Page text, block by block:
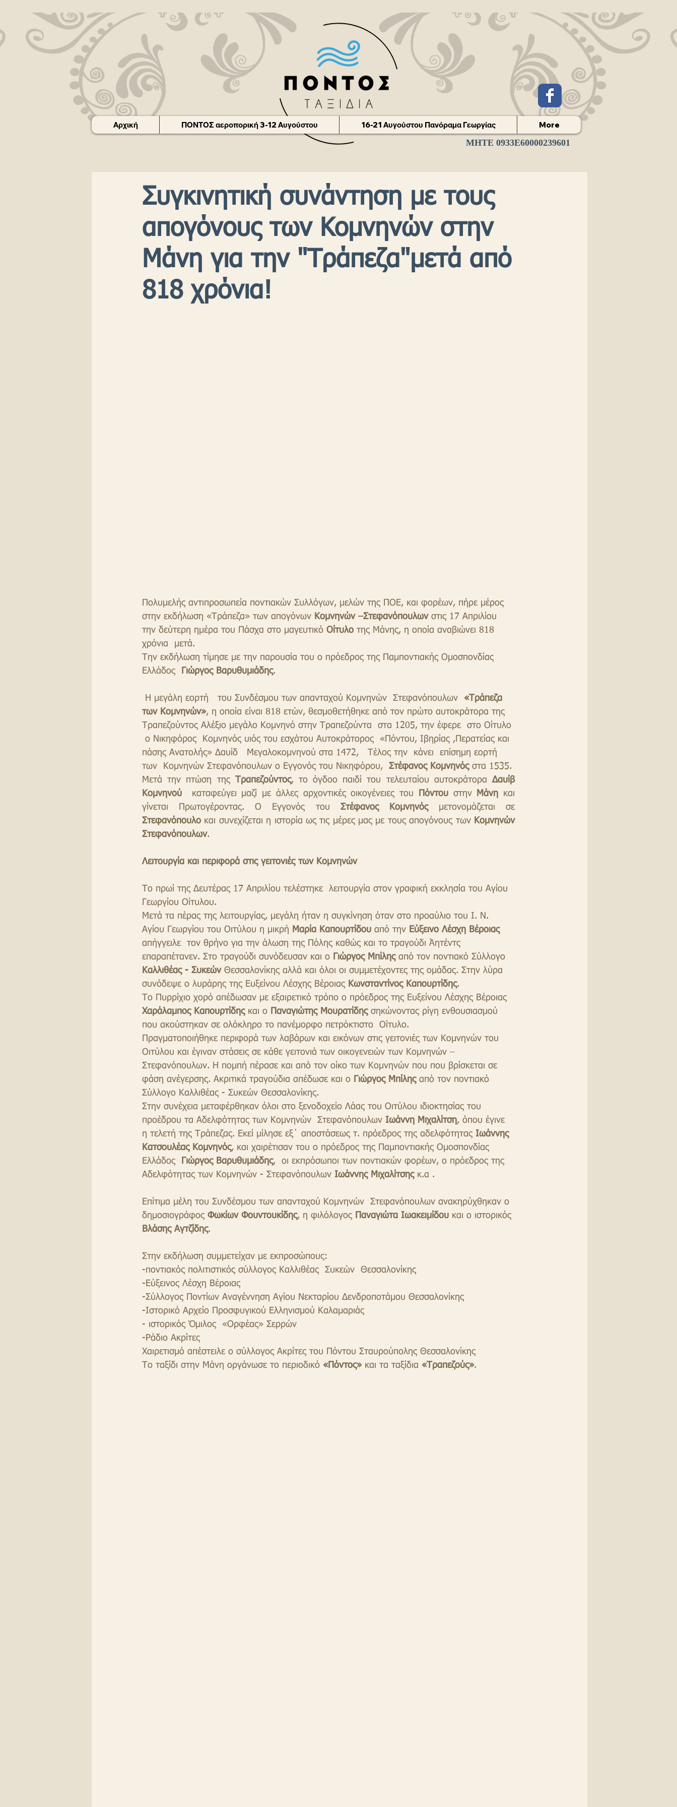
ΜΗΤΕ 0933Ε60000239601
Αρχική ΠΟΝΤΟΣ αεροπορική 3-12 Αυγούστου 16-21 Αυγούστου Πανόραμα Γεωργίας More
Συγκινητική συνάντηση με τους
απογόνους των Κομνηνών στην
Μάνη για την "Τράπεζα"μετά από
818 χρόνια!
Πολυμελής αντιπροσωπεία ποντιακών Συλλόγων, μελών της ΠΟΕ, και φορέων, πήρε μέρος
στην εκδήλωση «Τράπεζα» των απογόνων Κομνηνών –Στεφανόπουλων στις 17 Απριλίου
την δεύτερη ημέρα του Πάσχα στο μαγευτικό Οίτυλο της Μάνης, η οποία αναβιώνει 818
χρόνια  μετά.
Την εκδήλωση τίμησε με την παρουσία του ο πρόεδρος της Παμποντιακής Ομοσπονδίας
Ελλάδος
Γιώργος Βαρυθυμιάδης.
Η μεγάλη εορτή   του Συνδέσμου των απανταχού Κομνηνών  Στεφανόπουλων «Τράπεζα
των Κομνηνών», η οποία είναι 818 ετών, θεσμοθετήθηκε από τον πρώτο αυτοκράτορα της
Τραπεζούντος Αλέξιο μεγάλο Κομνηνό στην Τραπεζούντα  στα 1205, την έφερε  στο Οίτυλο
ο Νικηφόρος  Κομνηνός υιός του εσχάτου Αυτοκράτορος  «Πόντου, Ιβηρίας ,Περατείας και
πάσης Ανατολής» Δαυίδ   Μεγαλοκομνηνού στα 1472,   Τέλος την  κάνει  επίσημη εορτή
των  Κομνηνών Στεφανόπουλων ο Εγγονός του Νικηφόρου, Στέφανος Κομνηνός στα 1535.
Μετά την πτώση της
Τραπεζούντος, το όγδοο παιδί του τελευταίου αυτοκράτορα Δαυίβ
Κομνηνού
καταφεύγει μαζί με άλλες αρχοντικές οικογένειες του Πόντου στην Μάνη και
γίνεται Πρωτογέροντας. Ο Εγγονός του Στέφανος Κομνηνός
Στεφανόπουλο και συνεχίζεται η ιστορία ως τις μέρες μας με τους απογόνους των Κομνηνών
Στεφανόπουλων.
Λειτουργία και περιφορά στις γειτονιές των Κομνηνών
Το πρωί της Δευτέρας 17 Απριλίου τελέστηκε  λειτουργία στον γραφική εκκλησία του Αγίου
Γεωργίου Οίτυλου.
Μετά τα πέρας της λειτουργίας, μεγάλη ήταν η συγκίνηση όταν στο προαύλιο του Ι. Ν.
Αγίου Γεωργίου του Οιτύλου η μικρή Μαρία Καπουρτίδου από την Εύξεινο Λέσχη Βέροιας
απήγγειλε  τον θρήνο για την άλωση της Πόλης καθώς και το τραγούδι Ἀητέντς
επαραπέτανεν. Στο τραγούδι συνόδευσαν και ο
Γιώργος Μπίλης από τον ποντιακό Σύλλογο
Καλλιθέας - Συκεών Θεσσαλονίκης αλλά και όλοι οι συμμετέχοντες της ομάδας. Στην λύρα
συνόδεψε ο λυράρης της Ευξείνου Λέσχης Βέροιας Κωνσταντίνος Καπουρτίδης.
Το Πυρρίχιο χορό απέδωσαν με εξαιρετικό τρόπο ο πρόεδρος της Ευξείνου Λέσχης Βέροιας
Χαράλαμπος Καπουρτίδης και ο Παναγιώτης Μουρατίδης σηκώνοντας ρίγη ενθουσιασμού
που ακούστηκαν σε ολόκληρο το πανέμορφο πετρόκτιστο  Οίτυλο.
Πραγματοποιήθηκε περιφορά των λαβάρων και εικόνων στις γειτονιές των Κομνηνών του
Οιτύλου και έγιναν στάσεις σε κάθε γειτονιά των οικογενειών των Κομνηνών –
Στεφανόπουλων. Η πομπή πέρασε και από τον οίκο των Κομνηνών που που βρίσκεται σε
φάση ανέγερσης. Ακριτικά τραγούδια απέδωσε και ο
Γιώργος Μπίλης από τον ποντιακό
Σύλλογο Καλλιθέας - Συκεών Θεσσαλονίκης.
Στην συνέχεια μεταφέρθηκαν όλοι στο ξενοδοχείο Λάας του Οιτύλου ιδιοκτησίας του
προέδρου τα Αδελφότητας των Κομνηνών  Στεφανόπουλων Ιωάννη Μιχαλίτση, όπου έγινε
η τελετή της Τράπεζας. Εκεί μίλησε εξ΄ αποστάσεως τ. πρόεδρος της αδελφότητας Ιωάννης
Κατσουλέας Κομνηνός, και χαιρέτισαν του ο πρόεδρος της Παμποντιακής Ομοσπονδίας
Ελλάδος
Γιώργος Βαρυθυμιάδης,  οι εκπρόσωποι των ποντιακών φορέων, ο πρόεδρος της
Αδελφότητας των Κομνηνών - Στεφανόπουλων Ιωάννης Μιχαλίτσης κ.α .
Επίτιμα μέλη του Συνδέσμου των απανταχού Κομνηνών  Στεφανόπουλων ανακηρύχθηκαν ο
δημοσιογράφος Φωκίων Φουντουκίδης, η φιλόλογος Παναγιώτα Ιωακειμίδου και ο ιστορικός
Βλάσης Αγτζίδης.
Στην εκδήλωση συμμετείχαν με εκπροσώπους:
-ποντιακός πολιτιστικός σύλλογος Καλλιθέας  Συκεών  Θεσσαλονίκης
-Εύξεινος Λέσχη Βέροιας
-Σύλλογος Ποντίων Αναγέννηση Αγίου Νεκταρίου Δενδροποτάμου Θεσσαλονίκης
-Ιστορικό Αρχείο Προσφυγικού Ελληνισμού Καλαμαριάς
- ιστορικός Όμιλος  «Ορφέας» Σερρών
-Ράδιο Ακρίτες
Χαιρετισμό απέστειλε ο σύλλογος Ακρίτες του Πόντου Σταυρούπολης Θεσσαλονίκης
Το ταξίδι στην Μάνη οργάνωσε το περιοδικό «Πόντος» και τα ταξίδια «Τραπεζούς».